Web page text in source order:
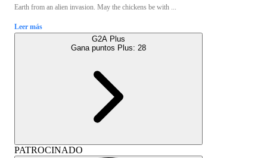
Earth from an alien invasion. May the chickens be with ...
Leer más
G2A Plus
Gana puntos Plus: 28
PATROCINADO